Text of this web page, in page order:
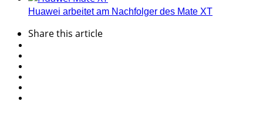
Huawei arbeitet am Nachfolger des Mate XT
Sharethis article